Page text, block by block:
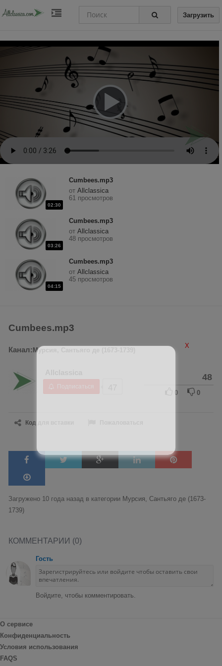
Загрузить
02:30
Cumbees.mp3
от Allclassica
61 просмотров
03:26
Cumbees.mp3
от Allclassica
48 просмотров
04:15
Cumbees.mp3
от Allclassica
45 просмотров
Cumbees.mp3
Канал: Мурсия, Сантьяго де (1673-1739)
Подписаться
48
0 0
Код для вставки
Загружено 10 года назад в категории Мурсия, Сантьяго де (1673-
1739)
КОММЕНТАРИИ (0)
Гость
Войдите, чтобы комментировать.
О сервисе
Конфиденциальность
Условия использования
FAQS
X